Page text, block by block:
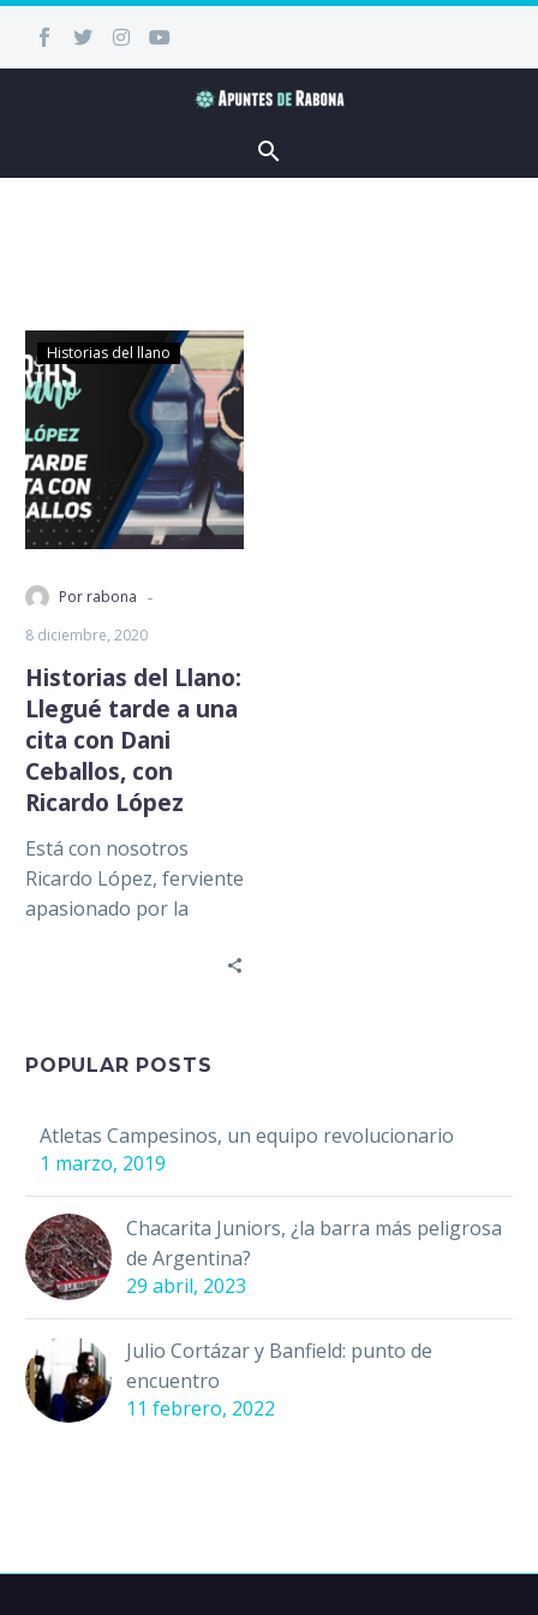
Historias del llano
Por rabona -
8 diciembre, 2020
Historias del Llano:
Llegué tarde a una
cita con Dani
Ceballos, con
Ricardo López
Está con nosotros
Ricardo López, ferviente
apasionado por la
POPULAR POSTS
Atletas Campesinos, un equipo revolucionario
1 marzo, 2019
Chacarita Juniors, ¿la barra más peligrosa
de Argentina?
29 abril, 2023
Julio Cortázar y Banfield: punto de
encuentro
11 febrero, 2022